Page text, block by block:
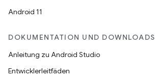
Android 11
DOKUMENTATION UND DOWNLOADS
Anleitung zu Android Studio
Entwicklerleitfäden